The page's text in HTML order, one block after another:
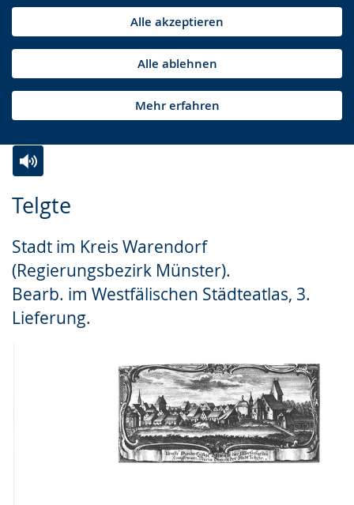
Alle akzeptieren
Alle ablehnen
Mehr erfahren
Telgte
Stadt im Kreis Warendorf
(Regierungsbezirk Münster).
Bearb. im Westfälischen Städteatlas, 3.
Lieferung.
Leichten
wechseln.
Audio-
Video
Deutscher
Gebärdensprache
wird
angezeigt.